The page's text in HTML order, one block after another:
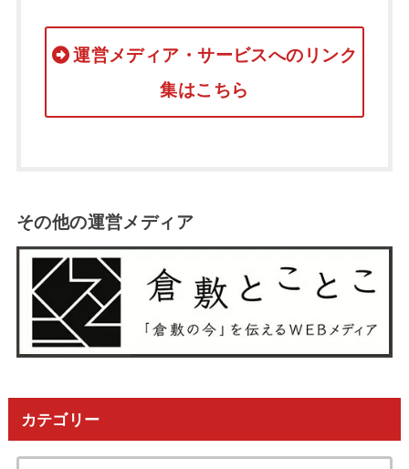
運営メディア・サービスへのリンク
集はこちら
その他の運営メディア
カテゴリー